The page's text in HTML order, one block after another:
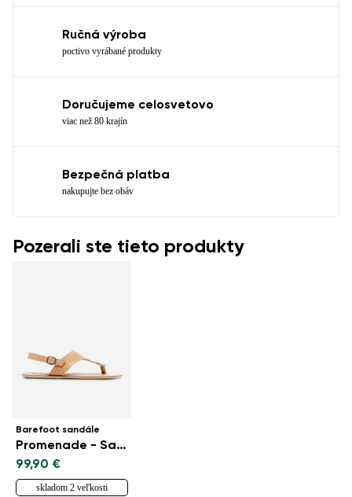
Ručná výroba
poctivo vyrábané produkty
Doručujeme celosvetovo
viac než 80 krajín
Bezpečná platba
nakupujte bez obáv
Pozerali ste tieto produkty
Barefoot sandále
Promenade - Sand
99,90 €
skladom 2 veľkosti